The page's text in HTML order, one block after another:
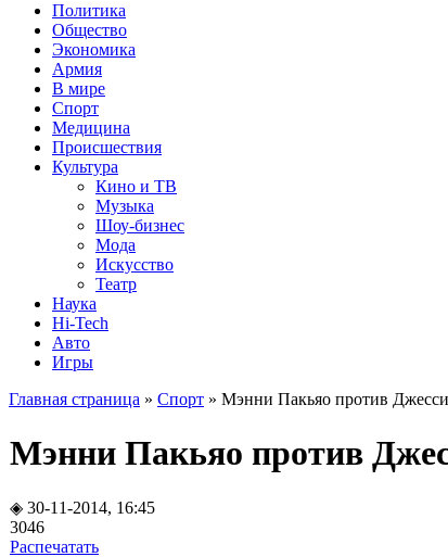
Политика
Общество
Экономика
Армия
В мире
Спорт
Медицина
Происшествия
Культура
Кино и ТВ
Музыка
Шоу-бизнес
Мода
Искусство
Театр
Наука
Hi-Tech
Авто
Игры
Главная страница » Спорт » Мэнни Пакьяо против
Мэнни Пакьяо против
◈ 30-11-2014, 16:45
3046
Распечатать